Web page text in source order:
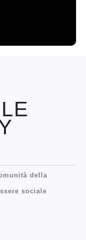
della
sociale